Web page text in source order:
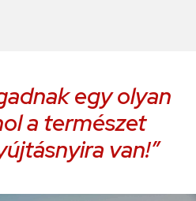
egy olyan
a természet
van!”